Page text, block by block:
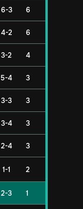
6-3 6
4-2 6
3-2 4
5-4 3
3-3 3
3-4 3
2-4 3
1-1 2
2-3 1